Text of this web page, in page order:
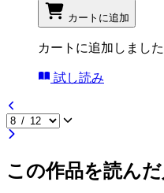
カートに追加
カートに追加しました
試し読み
この作品を読ん